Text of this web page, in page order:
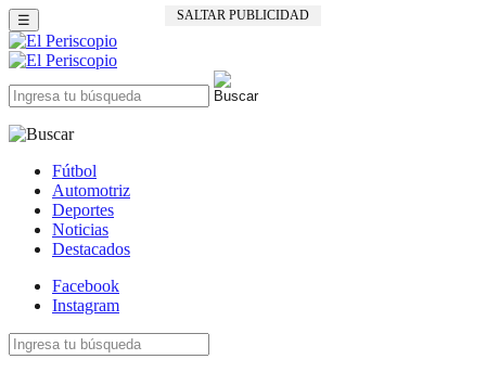
SALTAR PUBLICIDAD
☰
Fútbol
Automotriz
Deportes
Noticias
Destacados
Facebook
Instagram